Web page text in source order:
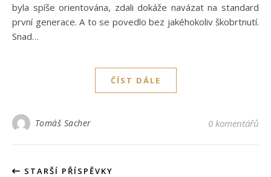
byla spíše orientována, zdali dokáže navázat na standard
první generace. A to se povedlo bez jakéhokoliv škobrtnutí.
Snad…
ČÍST DÁLE
Tomáš Sacher 0 komentářů
STARŠÍ PŘÍSPĚVKY